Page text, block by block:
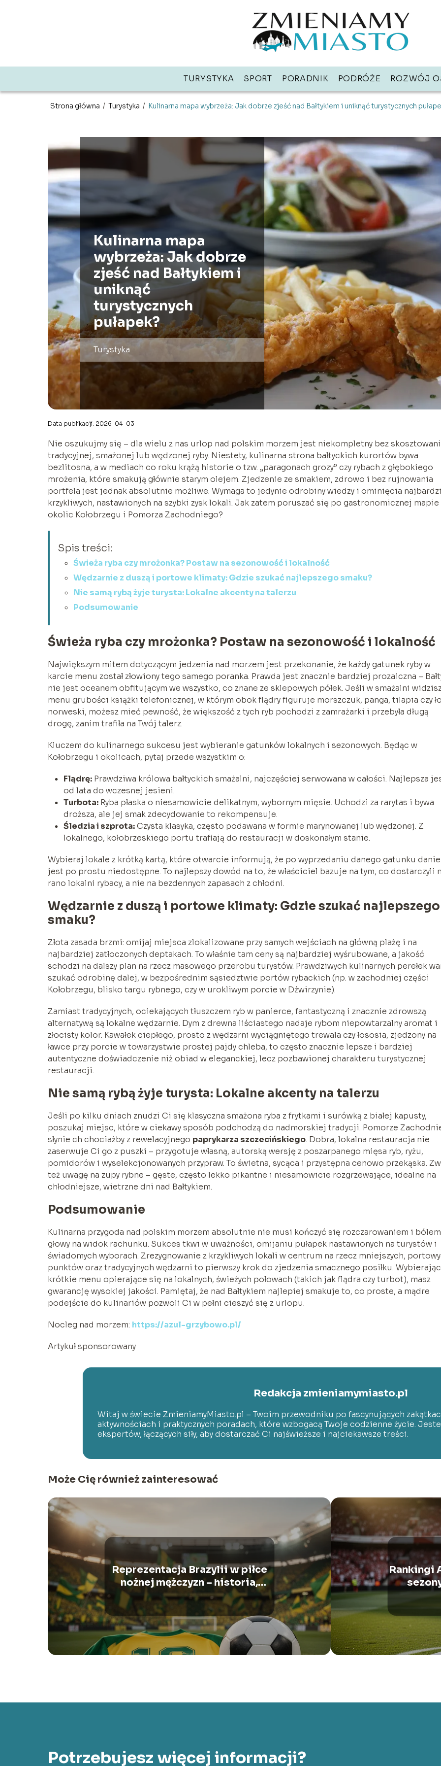
TURYSTYKA SPORT PORADNIK PODRÓŻE ROZWÓJ
Strona główna / Turystyka / Kulinarna mapa wybrzeża: Jak dobrze zjeść nad Bałtykiem i uniknąć turystycznych
Kulinarna mapa
wybrzeża: Jak dobrze
zjeść nad Bałtykiem i
uniknąć
turystycznych
pułapek?
Turystyka
Data publikacji: 2026-04-03
Nie oszukujmy się – dla wielu z nas urlop nad polskim morzem jest niekompletny bez
tradycyjnej, smażonej lub wędzonej ryby. Niestety, kulinarna strona bałtyckich kurortów bywa
bezlitosna, a w mediach co roku krążą historie o tzw. „paragonach grozy” czy rybach z głębokiego
mrożenia, które smakują głównie starym olejem. Zjedzenie ze smakiem, zdrowo i bez rujnowania
portfela jest jednak absolutnie możliwe. Wymaga to jedynie odrobiny wiedzy i ominięcia
krzykliwych, nastawionych na szybki zysk lokali. Jak zatem poruszać się po gastronomicznej mapie
okolic Kołobrzegu i Pomorza Zachodniego?
Spis treści:
Świeża ryba czy mrożonka? Postaw na sezonowość i lokalność
Wędzarnie z duszą i portowe klimaty: Gdzie szukać najlepszego smaku?
Nie samą rybą żyje turysta: Lokalne akcenty na talerzu
Podsumowanie
Świeża ryba czy mrożonka? Postaw na sezonowość i lokalność
Największym mitem dotyczącym jedzenia nad morzem jest przekonanie, że każdy gatunek ryby w
karcie menu został złowiony tego samego poranka. Prawda jest znacznie bardziej prozaiczna –
nie jest oceanem obfitującym we wszystko, co znane ze sklepowych półek. Jeśli w smażalni
menu grubości książki telefonicznej, w którym obok flądry figuruje morszczuk, panga, tilapia czy
norweski, możesz mieć pewność, że większość z tych ryb pochodzi z zamrażarki i przebyła długą
drogę, zanim trafiła na Twój talerz.
Kluczem do kulinarnego sukcesu jest wybieranie gatunków lokalnych i sezonowych. Będąc w
Kołobrzegu i okolicach, pytaj przede wszystkim o:
Flądrę: Prawdziwa królowa bałtyckich smażalni, najczęściej serwowana w całości. Najlepsza
od lata do wczesnej jesieni.
Turbota: Ryba płaska o niesamowicie delikatnym, wybornym mięsie. Uchodzi za rarytas i bywa
droższa, ale jej smak zdecydowanie to rekompensuje.
Śledzia i szprota:Czysta klasyka, często podawana w formie marynowanej lub wędzonej. Z
lokalnego, kołobrzeskiego portu trafiają do restauracji w doskonałym stanie.
Wybieraj lokale z krótką kartą, które otwarcie informują, że po wyprzedaniu danego gatunku danie
jest po prostu niedostępne. To najlepszy dowód na to, że właściciel bazuje na tym, co dostarczyli
rano lokalni rybacy, a nie na bezdennych zapasach z chłodni.
Wędzarnie z duszą i portowe klimaty: Gdzie szukać najlepszego
smaku?
Złota zasada brzmi: omijaj miejsca zlokalizowane przy samych wejściach na główną plażę i na
najbardziej zatłoczonych deptakach. To właśnie tam ceny są najbardziej wyśrubowane, a jakość
schodzi na dalszy plan na rzecz masowego przerobu turystów. Prawdziwych kulinarnych perełek
szukać odrobinę dalej, w bezpośrednim sąsiedztwie portów rybackich (np. w zachodniej części
Kołobrzegu, blisko targu rybnego, czy w urokliwym porcie w Dźwirzynie).
Zamiast tradycyjnych, ociekających tłuszczem ryb w panierce, fantastyczną i znacznie zdrowszą
alternatywą są lokalne wędzarnie. Dym z drewna liściastego nadaje rybom niepowtarzalny aromat i
złocisty kolor. Kawałek ciepłego, prosto z wędzarni wyciągniętego trewala czy łososia, zjedzony na
ławce przy porcie w towarzystwie prostej pajdy chleba, to często znacznie lepsze i bardziej
autentyczne doświadczenie niż obiad w eleganckiej, lecz pozbawionej charakteru turystycznej
restauracji.
Nie samą rybą żyje turysta: Lokalne akcenty na talerzu
Jeśli po kilku dniach znudzi Ci się klasyczna smażona ryba z frytkami i surówką z białej kapusty,
poszukaj miejsc, które w ciekawy sposób podchodzą do nadmorskiej tradycji. Pomorze
słynie ch chociażby z rewelacyjnego paprykarza szczecińskiego. Dobra, lokalna restauracja nie
zaserwuje Ci go z puszki – przygotuje własną, autorską wersję z poszarpanego mięsa ryb, ryżu,
pomidorów i wyselekcjonowanych przypraw. To świetna, sycąca i przystępna cenowo przekąska.
też uwagę na zupy rybne – gęste, często lekko pikantne i niesamowicie rozgrzewające, idealne na
chłodniejsze, wietrzne dni nad Bałtykiem.
Podsumowanie
Kulinarna przygoda nad polskim morzem absolutnie nie musi kończyć się rozczarowaniem i bólem
głowy na widok rachunku. Sukces tkwi w uważności, omijaniu pułapek nastawionych na turystów i
świadomych wyborach. Zrezygnowanie z krzykliwych lokali w centrum na rzecz mniejszych,
punktów oraz tradycyjnych wędzarni to pierwszy krok do zjedzenia smacznego posiłku. Wybierając
krótkie menu opierające się na lokalnych, świeżych połowach (takich jak flądra czy turbot), masz
gwarancję wysokiej jakości. Pamiętaj, że nad Bałtykiem najlepiej smakuje to, co proste, a mądre
podejście do kulinariów pozwoli Ci w pełni cieszyć się z urlopu.
Nocleg nad morzem: https://azul-grzybowo.pl/
Artykuł sponsorowany
Redakcja zmieniamymiasto.pl
Witaj w świecie ZmieniamyMiasto.pl – Twoim przewodniku po fascynujących
aktywnościach i praktycznych poradach, które wzbogacą Twoje codzienne życie.
ekspertów, łączących siły, aby dostarczać Ci najświeższe i najciekawsze treści.
Może Cię również zainteresować
Reprezentacja Brazylii w piłce
nożnej mężczyzn – historia,
sukcesy, gwiazdy
Rankingi
Potrzebujesz więcej informacji?